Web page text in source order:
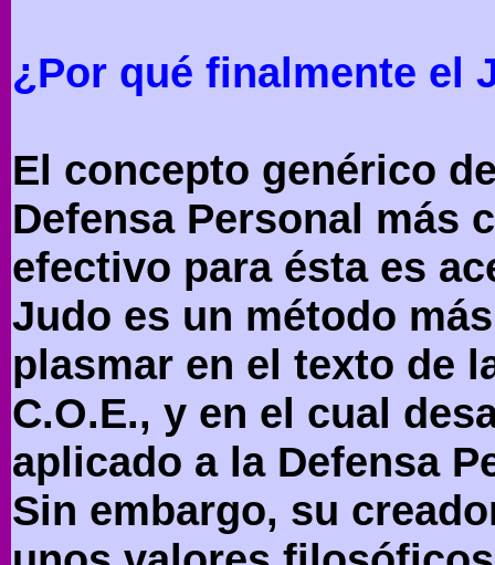
¿Por qué finalmente el
El concepto genérico
Defensa Personal más
efectivo para ésta es
Judo es un método
plasmar en el texto de
C.O.E., y en el cual
aplicado a la Defensa
Sin embargo, su